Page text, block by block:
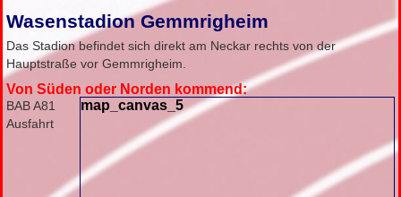
Wasenstadion Gemmrigheim
Das Stadion befindet sich direkt am Neckar rechts von der
Hauptstraße vor Gemmrigheim.
Von Süden oder Norden kommend:
map_canvas_5
BAB A81
Ausfahrt